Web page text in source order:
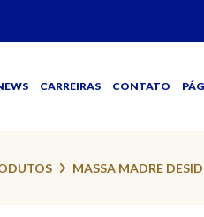
CARREIRAS CONTATO
MASSA MADRE